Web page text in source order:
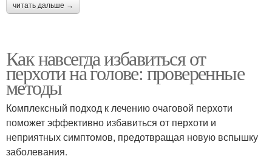
читать дальше →
Как навсегда избавиться от
перхоти на голове: проверенные
методы
Комплексный подход к лечению очаговой перхоти
поможет эффективно избавиться от перхоти и
неприятных симптомов, предотвращая новую вспышку
заболевания.